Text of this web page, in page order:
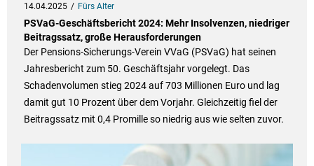
14.04.2025 Fürs Alter
PSVaG-Geschäftsbericht 2024: Mehr Insolvenzen, niedriger
Beitragssatz, große Herausforderungen
Der Pensions-Sicherungs-Verein VVaG (PSVaG) hat seinen
Jahresbericht zum 50. Geschäftsjahr vorgelegt. Das
Schadenvolumen stieg 2024 auf 703 Millionen Euro und lag
damit gut 10 Prozent über dem Vorjahr. Gleichzeitig fiel der
Beitragssatz mit 0,4 Promille so niedrig aus wie selten zuvor.